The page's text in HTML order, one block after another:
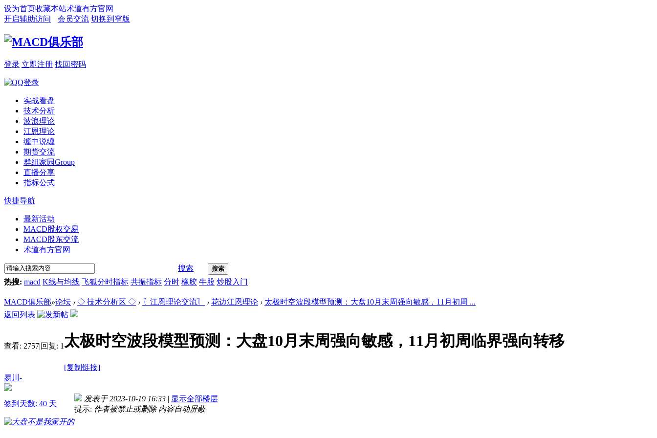
设为首页收藏本站术道有方官网
开启辅助访问
会员交流 切换到窄版
登录 立即注册 找回密码
实战看盘
技术分析
波浪理论
江恩理论
缠中说缠
期货交流
群组家园Group
直播分享
指标公式
快捷导航
最新活动
MACD股权交易
MACD股东交流
术道有方官网
搜索 搜索
热搜: macd K线与均线 飞狐分时指标 共振指标 分时 橡胶 牛股 炒股入门
MACD俱乐部»论坛 › ◇ 技术分析区 ◇ › 〖江恩理论交流〗 › 花边江恩理论 › 太极时空波段模型预测：大盘10月末周强向敏感，11月初周 ...
返回列表
查看: 2757|回复: 1太极时空波段模型预测：大盘10月末周强向敏感，11月初周临界强向转移
[复制链接]
易川-
签到天数: 40 天
发表于 2023-10-19 16:33 | 显示全部楼层
提示: 作者被禁止或删除 内容自动屏蔽